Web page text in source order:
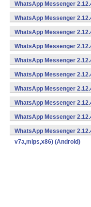
WhatsApp Messenger
v7a,mips,x86) (Android)
WhatsApp Messenger
v7a,mips,x86) (Android)
WhatsApp Messenger
v7a,mips,x86) (Android)
WhatsApp Messenger
v7a,mips,x86) (Android)
WhatsApp Messenger
v7a,mips,x86) (Android)
WhatsApp Messenger
v7a,mips,x86) (Android)
WhatsApp Messenger
v7a,mips,x86) (Android)
WhatsApp Messenger
v7a,mips,x86) (Android)
WhatsApp Messenger
v7a,mips,x86) (Android)
WhatsApp Messenger
v7a,mips,x86) (Android)